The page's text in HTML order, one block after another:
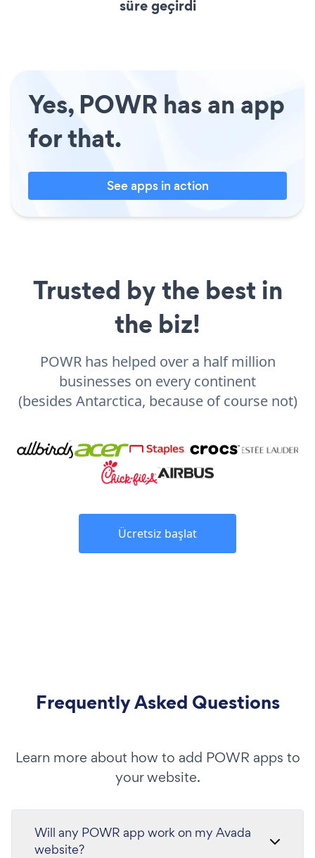
süre geçirdi
Yes, POWR has an app
for that.
See apps in action
Trusted by the best in
the biz!
POWR has helped over a half million
businesses on every continent
(besides Antarctica, because of course not)
Ücretsiz başlat
Frequently Asked Questions
Learn more about how to add POWR apps to
your website.
Will any POWR app work on my Avada
website?